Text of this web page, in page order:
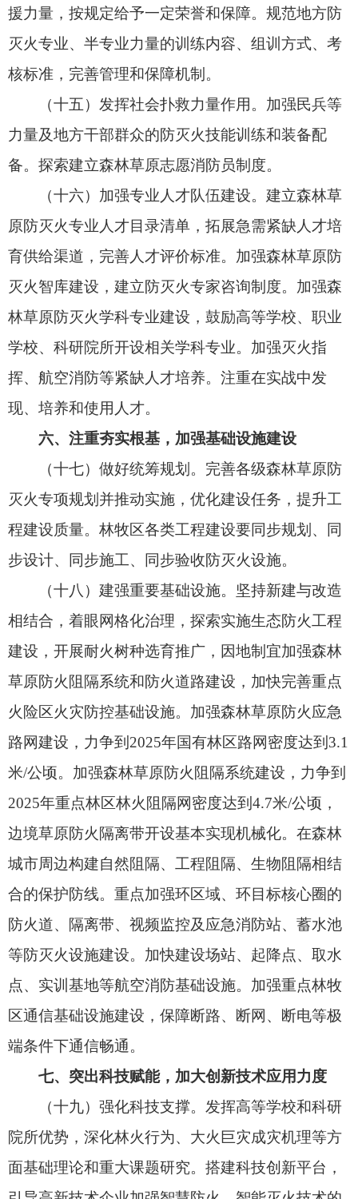
防火道、隔离带、视频监控及应急消防站、蓄水池
等防灭火设施建设。加快建设场站、起降点、取水
点、实训基地等航空消防基础设施。加强重点林牧
端条件下通信畅通。
七、突出科技赋能，加大创新技术应用力度
（十九）强化科技支撑。发挥高等学校和科研
院所优势，深化林火行为、大火巨灾成灾机理等方
面基础理论和重大课题研究。搭建科技创新平台，
研发应用，提升科技赋能的质量效益。
（二十）提升信息化水平。强化综合集成，建
设国家级火灾预防管理系统和灭火指挥通信系统。
加快大数据、物联网、区块链、人工智能等信息技
术深度应用，普及应用防火码、“互联网+防火”等防
（二十一）加快装备转型升级。国家层面建立
森林草原防灭火装备型谱和认证制度，重点加强新
特、轻便、大型、智能装备和航空消防装备的研发
配备与引进推广。地方层面突出以水灭火、航空灭
火、个人防护等装备建设，推广应用高科技防灭火
展协作机制，构建森林草原防灭火装备创新研发平
八、树牢底线思维，提高应急处置能力
（二十二）大力提升预警监测能力。以国家森
林草原防灭火信息共享平台为依托，以重点地区预
建立上下贯通、左右衔接、融合集成的预测预警体
系。深化部门协作，强化多级联动，完善风险研
判、滚动会商、预警发布等机制。优化系统布局，
加强监测技术融合应用，采取卫星监测、航空巡
护、视频监控、塔台瞭望、地面巡查、舆情监测等
查反馈率。开展雷击火监测应对科技攻关，抓紧建
立重点林区雷击火预警系统。
（二十三）强化应急准备。健全各级各类森林
草原火灾应急预案，强化针对性演练。建立国家和
地方各类救援力量联防联训联战机制。动态优化部
靠前驻防。深化对不同区域环境、多方力量协同、
多种作战样式综合运用的战法研究。建立防灭火物
资全链条保障机制。
（二十四）有效应对极端情况。在常态化防控
的基础上，综合运用现代火险感知手段和多渠道信
全力阻断致灾因子耦合导致大火巨灾。把林牧区重